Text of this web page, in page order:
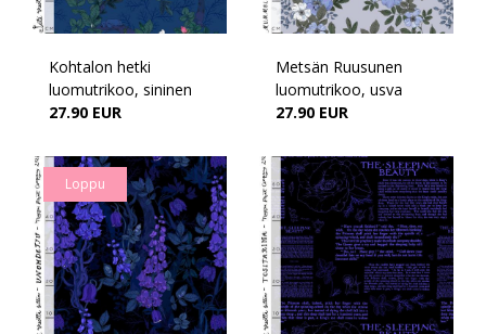
Kohtalon hetki
luomutrikoo, sininen
27.90 EUR
Metsän Ruusunen
luomutrikoo, usva
27.90 EUR
Loppu